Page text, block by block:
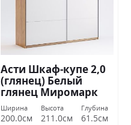
Асти Шкаф-купе 2,0
(глянец) Белый
глянец Миромарк
Ширина
200.0см
Высота
211.0см
Глубина
61.5см